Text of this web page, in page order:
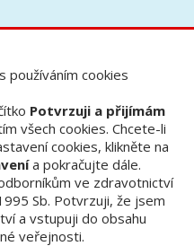
ZDE
aplikačná ihla
používáním cookies
Potvrzuji a přijímám
všech cookies. Chcete-li
cookies, klikněte na
a pokračujte dále.
ve zdravotnictví
Sb. Potvrzuji, že jsem
a vstupuji do obsahu
veřejnosti.